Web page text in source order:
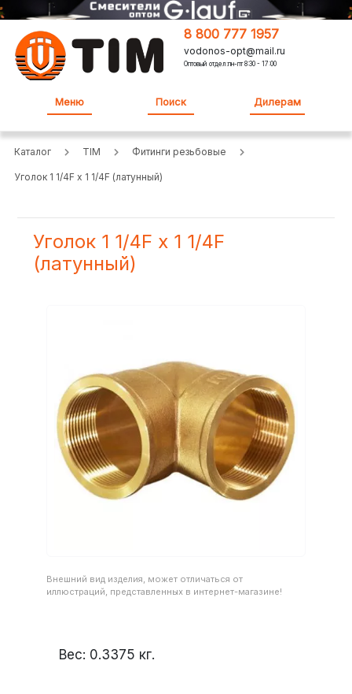
8 800 777 1957
vodonos-opt@mail.ru
Оптовый отдел:пн-пт 8:30 - 17:00
Меню Поиск Дилерам
Каталог TIM Фитинги резьбовые
Уголок 1 1/4F х 1 1/4F (латунный)
Уголок 1 1/4F х 1 1/4F
(латунный)
Внешний вид изделия, может отличаться от
иллюстраций, представленных в интернет-магазине!
Вес: 0.3375 кг.